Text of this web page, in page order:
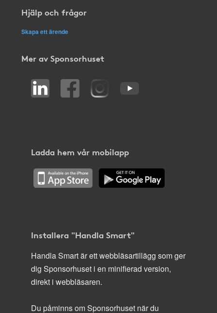
Hjälp och frågor
Skapa ett ärende
Mer av Sponsorhuset
Ladda hem vår mobilapp
Installera "Handla Smart"
Handla Smart är ett webbläsartillägg som ger
dig Sponsorhuset i en minifierad version,
direkt i webbläsaren.
Du påminns om Sponsorhuset när du